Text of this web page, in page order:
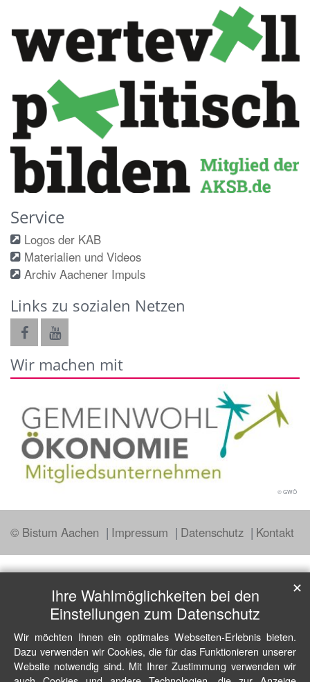
Service
Logos der KAB
Materialien und Videos
Archiv Aachener Impuls
Links zu sozialen Netzen
Wir machen mit
© GWÖ
© Bistum Aachen Impressum Datenschutz Kontakt
Ihre Wahlmöglichkeiten bei den
Einstellungen zum Datenschutz
Wir möchten Ihnen ein optimales Webseiten-Erlebnis bieten.
Dazu verwenden wir Cookies, die für das Funktionieren unserer
Website notwendig sind. Mit Ihrer Zustimmung verwenden wir
✕